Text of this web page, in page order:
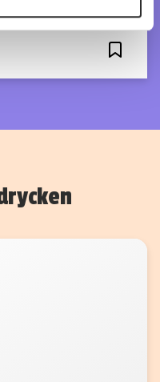
samarbetar med.
eller som de har
tjänster.